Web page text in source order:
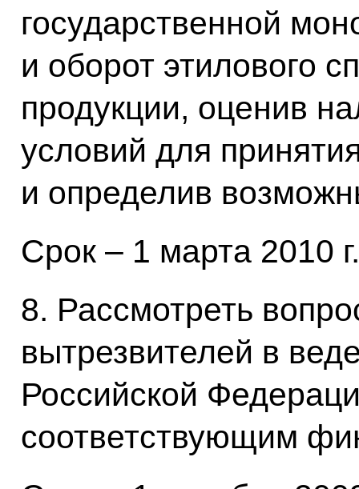
государственной
и оборот этилового
продукции, оценив
условий для
и определив
Срок – 1 марта 2010 г.
8. Рассмотреть
вытрезвителей в
Российской
соответствующим